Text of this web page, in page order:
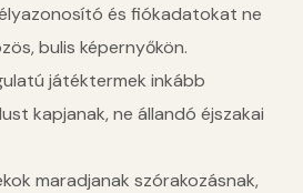
és fiókadatokat ne
bulis képernyőkön.
játéktermek inkább
kapjanak, ne állandó éjszakai
maradjanak szórakozásnak,